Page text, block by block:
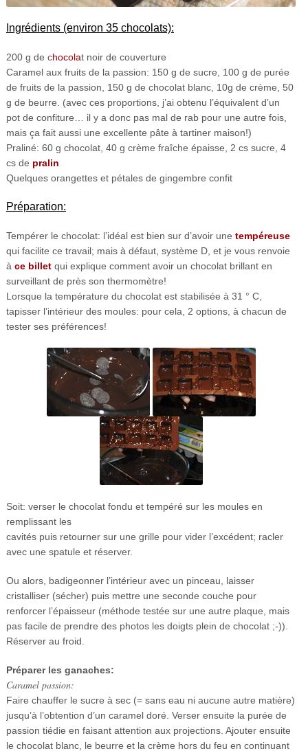
Ingrédients (environ 35 chocolats):
200 g de chocolat noir de couverture
Caramel aux fruits de la passion: 150 g de sucre, 100 g de purée
de fruits de la passion, 150 g de chocolat blanc, 10g de crème, 50
g de beurre. (avec ces proportions, j’ai obtenu l’équivalent d’un
pot de confiture… il y a donc pas mal de rab pour une autre fois,
mais ça fait aussi une excellente pâte à tartiner maison!)
Praliné: 60 g chocolat, 40 g crème fraîche épaisse, 2 cs sucre, 4
cs de pralin
Quelques orangettes et pétales de gingembre confit
Préparation:
Tempérer le chocolat: l’idéal est bien sur d’avoir une tempéreuse
qui facilite ce travail; mais à défaut, système D, et je vous renvoie
à ce billetqui explique comment avoir un chocolat brillant en
surveillant de près son thermomètre!
Lorsque la température du chocolat est stabilisée à 31 ° C,
tapisser l’intérieur des moules: pour cela, 2 options, à chacun de
tester ses préférences!
Soit: verser le chocolat fondu et tempéré sur les moules en
remplissant les
cavités puis retourner sur une grille pour vider l’excédent; racler
avec une spatule et réserver.
Ou alors, badigeonner l’intérieur avec un pinceau, laisser
cristalliser (sécher) puis mettre une seconde couche pour
renforcer l’épaisseur (méthode testée sur une autre plaque, mais
pas facile de prendre des photos les doigts plein de chocolat ;-)).
Réserver au froid.
Préparer les ganaches:
Caramel passion:
Faire chauffer le sucre à sec (= sans eau ni aucune autre matière)
jusqu’à l’obtention d’un caramel doré. Verser ensuite la purée de
passion tiédie en faisant attention aux projections. Ajouter ensuite
le chocolat blanc, le beurre et la crème hors du feu en continuant